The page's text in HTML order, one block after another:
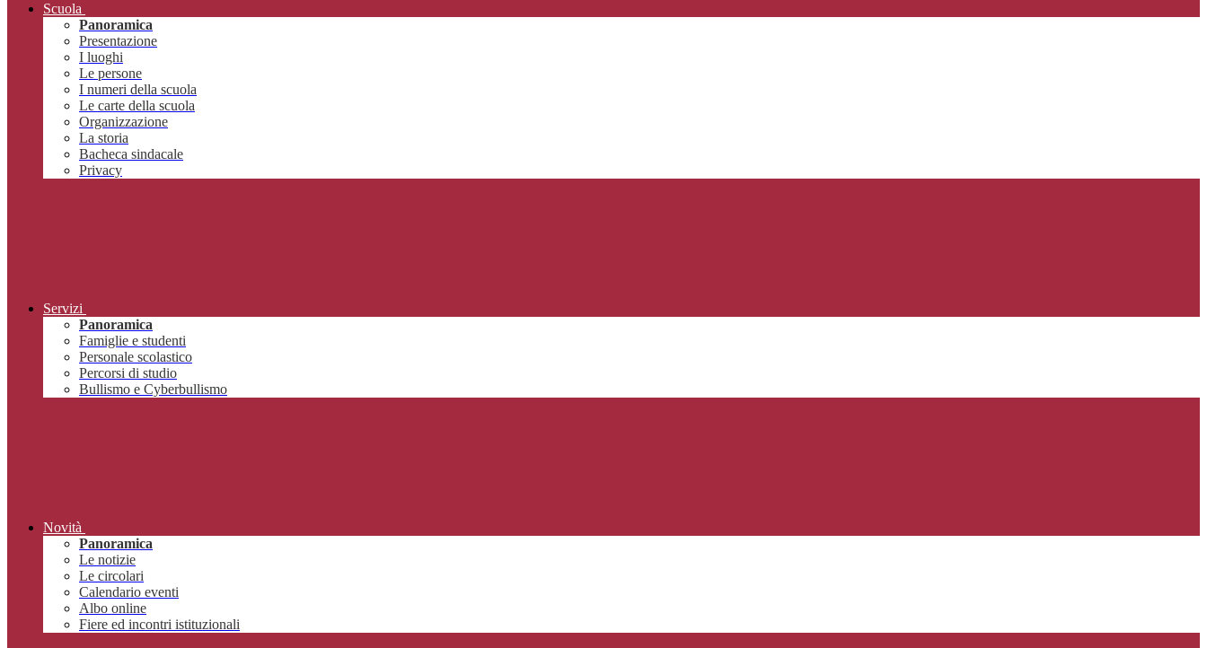
Scuola
Panoramica
Presentazione
I luoghi
Le persone
I numeri della scuola
Le carte della scuola
Organizzazione
La storia
Bacheca sindacale
Privacy
Servizi
Panoramica
Famiglie e studenti
Personale scolastico
Percorsi di studio
Bullismo e Cyberbullismo
Novità
Panoramica
Le notizie
Le circolari
Calendario eventi
Albo online
Fiere ed incontri istituzionali